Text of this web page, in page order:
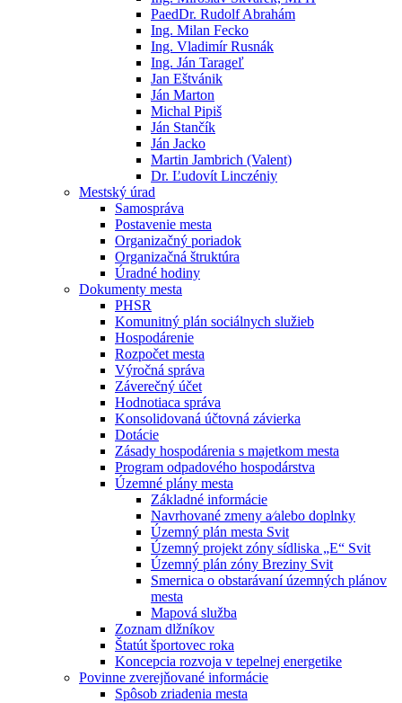
PaedDr. Rudolf Abrahám
Ing. Milan Fecko
Ing. Vladimír Rusnák
Ing. Ján Tarageľ
Jan Eštvánik
Ján Marton
Michal Pipiš
Ján Stančík
Ján Jacko
Martin Jambrich (Valent)
Dr. Ľudovít Linczéniy
Mestský úrad
Samospráva
Postavenie mesta
Organizačný poriadok
Organizačná štruktúra
Úradné hodiny
Dokumenty mesta
PHSR
Komunitný plán sociálnych služieb
Hospodárenie
Rozpočet mesta
Výročná správa
Záverečný účet
Hodnotiaca správa
Konsolidovaná účtovná závierka
Dotácie
Zásady hospodárenia s majetkom mesta
Program odpadového hospodárstva
Územné plány mesta
Základné informácie
Navrhované zmeny a⁄alebo doplnky
Územný plán mesta Svit
Územný projekt zóny sídliska „E“ Svit
Územný plán zóny Breziny Svit
Smernica o obstarávaní územných plánov
mesta
Mapová služba
Zoznam dlžníkov
Štatút športovec roka
Koncepcia rozvoja v tepelnej energetike
Povinne zverejňované informácie
Spôsob zriadenia mesta